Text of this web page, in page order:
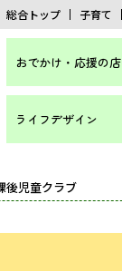
総合トップ 子育て
おでかけ・応援の店
ライフデザイン
後児童クラブ